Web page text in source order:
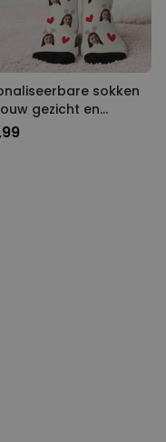
sokken
gezicht en